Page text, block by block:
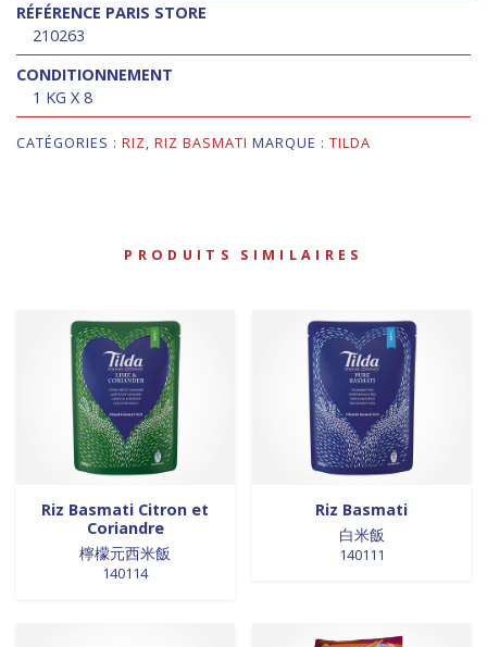
RÉFÉRENCE PARIS STORE
210263
CONDITIONNEMENT
1 KG X 8
CATÉGORIES : RIZ, RIZ BASMATI MARQUE : TILDA
PRODUITS SIMILAIRES
Riz Basmati Citron et
Coriandre
檸檬元西米飯
140114
Riz Basmati
白米飯
140111